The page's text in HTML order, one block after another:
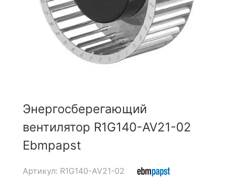
Энергосберегающий
вентилятор R1G140-AV21-02
Ebmpapst
Артикул: R1G140-AV21-02